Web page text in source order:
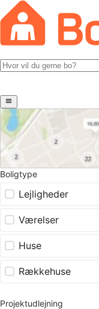
Boligtype
Lejligheder
Værelser
Huse
Rækkehuse
Projektudlejning